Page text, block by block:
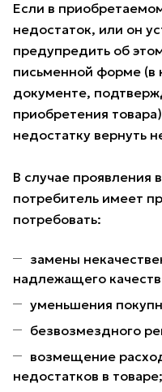
Если в
недостаток, или он
предупредить об
письменной форме (в
документе,
приобретения
недостатку вернуть
В случае проявления
потребитель имеет
потребовать:
замены
надлежащего
уменьшения
безвозмездного
возмещение
недостатков в товаре;